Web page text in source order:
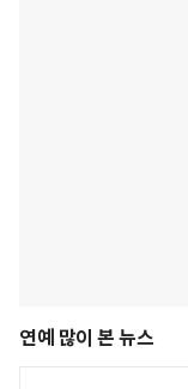
연예 많이 본 뉴스